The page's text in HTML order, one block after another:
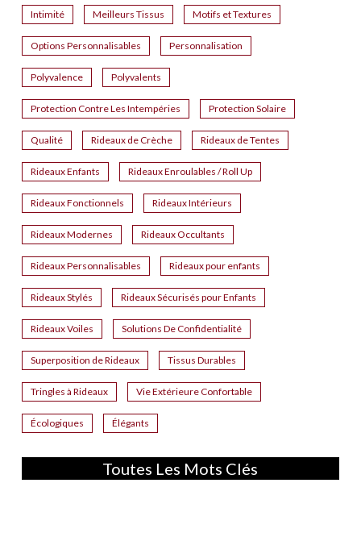
Intimité Meilleurs Tissus Motifs et Textures
Options Personnalisables Personnalisation
Polyvalence Polyvalents
Protection Contre Les Intempéries Protection Solaire
Qualité Rideaux de Crèche Rideaux de Tentes
Rideaux Enfants Rideaux Enroulables / Roll Up
Rideaux Fonctionnels Rideaux Intérieurs
Rideaux Modernes Rideaux Occultants
Rideaux Personnalisables Rideaux pour enfants
Rideaux Stylés Rideaux Sécurisés pour Enfants
Rideaux Voiles Solutions De Confidentialité
Superposition de Rideaux Tissus Durables
Tringles à Rideaux Vie Extérieure Confortable
Écologiques Élégants
Toutes Les Mots Clés